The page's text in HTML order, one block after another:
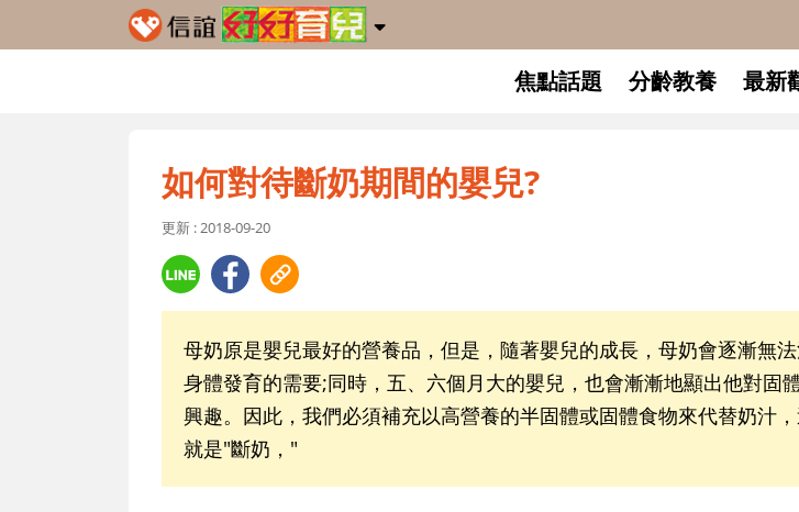
焦點話題 分齡教養 最新
如何對待斷奶期間的嬰兒?
更新 : 2018-09-20
母奶原是嬰兒最好的營養品，但是，隨著嬰兒的成長，母奶會逐漸無
身體發育的需要;同時，五、六個月大的嬰兒，也會漸漸地顯出他對固
興趣。因此，我們必須補充以高營養的半固體或固體食物來代替奶汁
就是"斷奶，"